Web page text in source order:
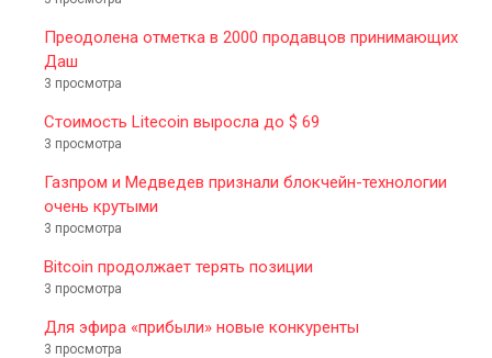
Преодолена отметка в 2000 продавцов принимающих
Даш
3 просмотра
Стоимость Litecoin выросла до $ 69
3 просмотра
Газпром и Медведев признали блокчейн-технологии
очень крутыми
3 просмотра
Bitcoin продолжает терять позиции
3 просмотра
Для эфира «прибыли» новые конкуренты
3 просмотра